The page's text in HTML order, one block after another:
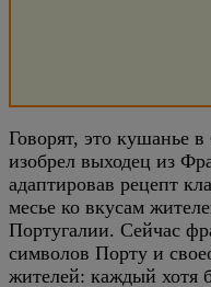
Говорят, это кушанье
изобрел выходец из
адаптировав рецепт
месье ко вкусам
Португалии. Сейчас
символов Порту и
жителей: каждый хотя